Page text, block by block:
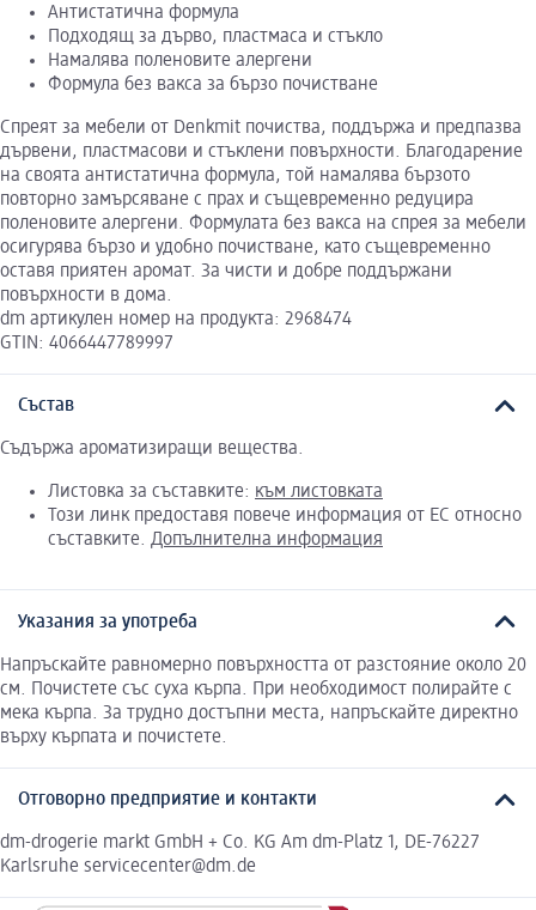
Антистатична формула
Подходящ за дърво, пластмаса и стъкло
Намалява поленовите алергени
Формула без вакса за бързо почистване
Спреят за мебели от Denkmit почиства, поддържа и предпазва
дървени, пластмасови и стъклени повърхности. Благодарение
на своята антистатична формула, той намалява бързото
повторно замърсяване с прах и същевременно редуцира
поленовите алергени. Формулата без вакса на спрея за мебели
осигурява бързо и удобно почистване, като същевременно
оставя приятен аромат. За чисти и добре поддържани
повърхности в дома.
dm артикулен номер на продукта: 2968474
GTIN: 4066447789997
Състав
Съдържа ароматизиращи вещества.
Листовка за съставките: към листовката
Този линк предоставя повече информация от ЕС относно
съставките. Допълнителна информация
Указания за употреба
Напръскайте равномерно повърхността от разстояние около 20
см. Почистете със суха кърпа. При необходимост полирайте с
мека кърпа. За трудно достъпни места, напръскайте директно
върху кърпата и почистете.
Отговорно предприятие и контакти
dm-drogerie markt GmbH + Co. KG Am dm-Platz 1, DE-76227
Karlsruhe servicecenter@dm.de